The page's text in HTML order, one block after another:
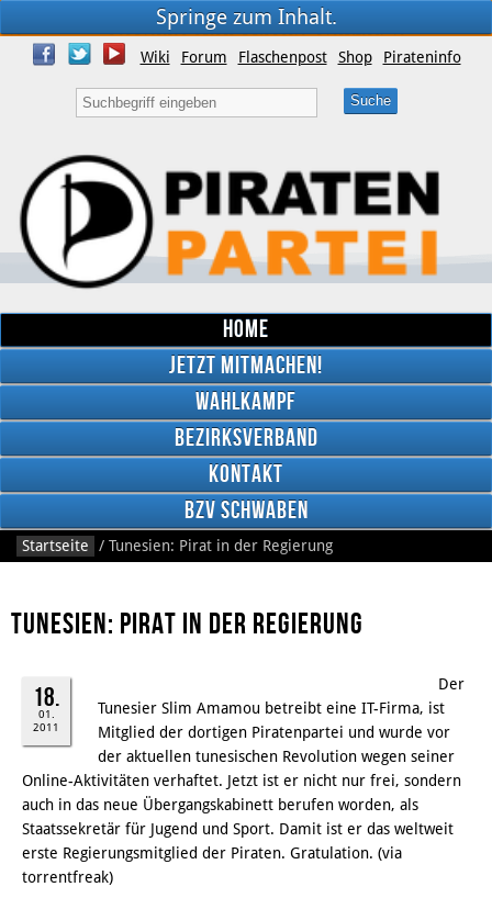
Springe zum Inhalt.
Wiki Forum Flaschenpost Shop Pirateninfo
Home
Jetzt mitmachen!
Wahlkampf
Bezirksverband
Kontakt
BzV Schwaben
Startseite / Tunesien: Pirat in der Regierung
Tunesien: Pirat in der Regierung
18.
01.
2011
Der
Tunesier Slim Amamou betreibt eine IT-Firma, ist
Mitglied der dortigen Piratenpartei und wurde vor
der aktuellen tunesischen Revolution wegen seiner
Online-Aktivitäten verhaftet. Jetzt ist er nicht nur frei, sondern
auch in das neue Übergangskabinett berufen worden, als
Staatssekretär für Jugend und Sport. Damit ist er das weltweit
erste Regierungsmitglied der Piraten. Gratulation. (via
torrentfreak)